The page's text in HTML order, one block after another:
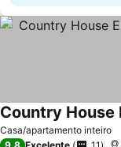
Casa/apartamento inteiro